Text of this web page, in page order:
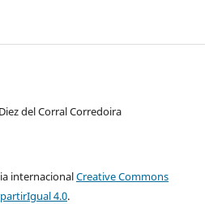
del Corral Corredoira
internacionalCreative Commons
4.0.